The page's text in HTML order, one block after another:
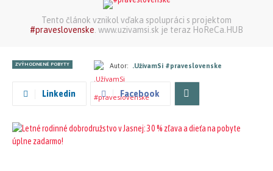
Tento článok vznikol vďaka spolupráci s projektom
#praveslovenske. www.uzivamsi.sk je teraz HoReCa.HUB
ZVÝHODNENÉ POBYTY Autor: .UžívamSi #praveslovenske
Linkedin Facebook